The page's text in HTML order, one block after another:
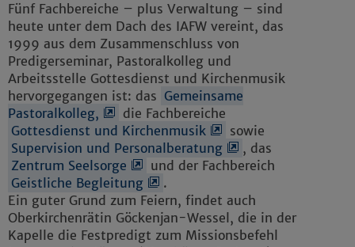
Fünf Fachbereiche – plus Verwaltung – sind
heute unter dem Dach des IAFW vereint, das
1999 aus dem Zusammenschluss von
Predigerseminar, Pastoralkolleg und
Arbeitsstelle Gottesdienst und Kirchenmusik
hervorgegangen ist: das Gemeinsame
Pastoralkolleg,
die Fachbereiche
Gottesdienst und Kirchenmusik
sowie
Supervision und Personalberatung
, das
Zentrum Seelsorge
und der Fachbereich
Geistliche Begleitung
.
Ein guter Grund zum Feiern, findet auch
Oberkirchenrätin Göckenjan-Wessel, die in der
Kapelle die Festpredigt zum Missionsbefehl